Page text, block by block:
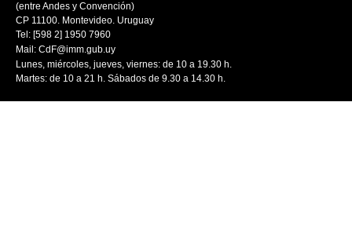
(entre Andes y Convención)
CP 11100. Montevideo. Uruguay
Tel: [598 2] 1950 7960
Mail: CdF@imm.gub.uy
Lunes, miércoles, jueves, viernes: de 10 a 19.30 h.
Martes: de 10 a 21 h. Sábados de 9.30 a 14.30 h.